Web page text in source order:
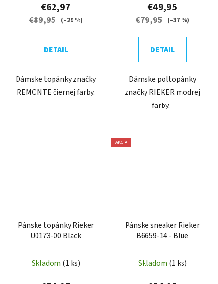
€62,97
€89,95 (–29 %)
DETAIL
Dámske topánky značky
REMONTE čiernej farby.
€49,95
€79,95 (–37 %)
DETAIL
Dámske poltopánky
značky RIEKER modrej
farby.
Pánske topánky Rieker
U0173-00 Black
Skladom (1 ks)
AKCIA
Pánske sneaker Rieker
B6659-14 - Blue
Skladom (1 ks)